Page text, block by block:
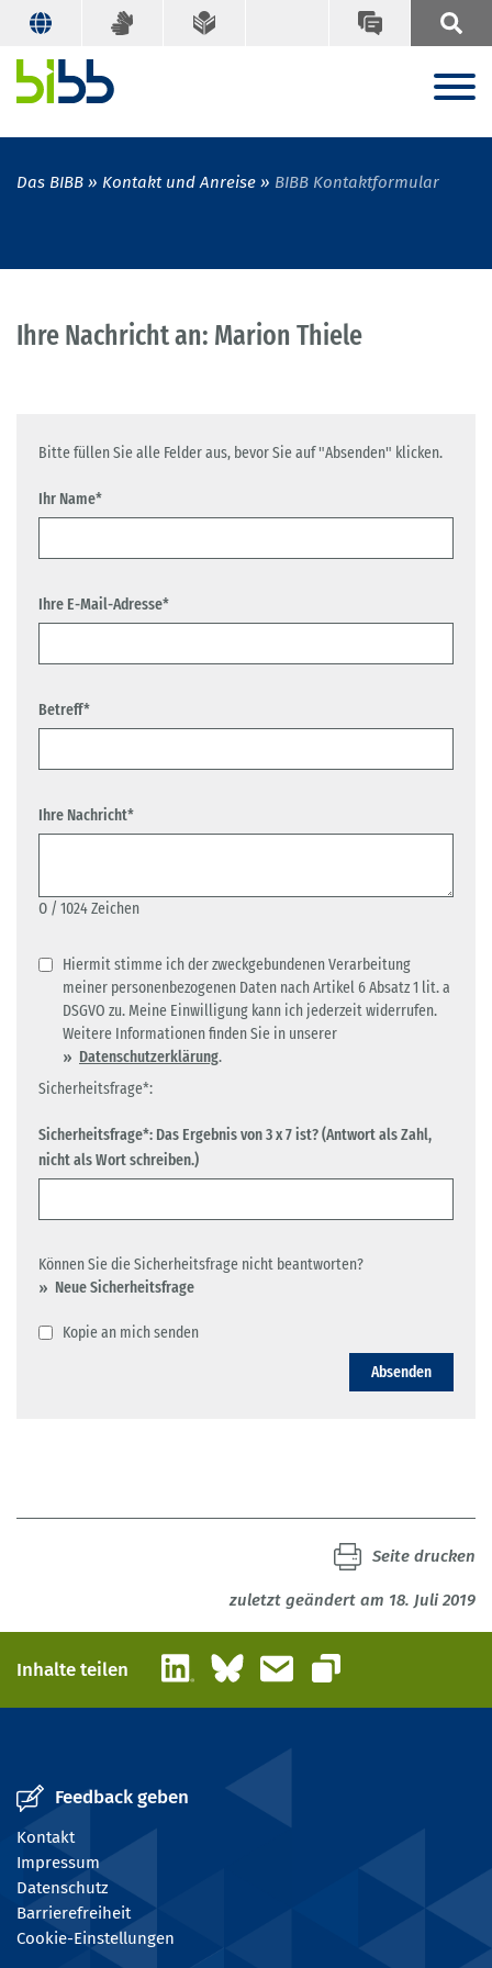
Das BIBB Kontakt und Anreise BIBB Kontaktformular
Ihre Nachricht an: Marion Thiele
Bitte füllen Sie alle Felder aus, bevor Sie auf "Absenden" klicken.
Ihr Name*
Ihre E-Mail-Adresse*
Betreff*
Ihre Nachricht*
0 / 1024 Zeichen
Hiermit stimme ich der zweckgebundenen Verarbeitung
meiner personenbezogenen Daten nach Artikel 6 Absatz 1 lit. a
DSGVO zu. Meine Einwilligung kann ich jederzeit widerrufen.
Weitere Informationen finden Sie in unserer
Datenschutzerklärung.
Sicherheitsfrage*:
Sicherheitsfrage*: Das Ergebnis von 3 x 7 ist? (Antwort als Zahl,
nicht als Wort schreiben.)
Können Sie die Sicherheitsfrage nicht beantworten?
Neue Sicherheitsfrage
Kopie an mich senden
Absenden
zuletzt geändert am 18. Juli 2019
Seite drucken
Inhalte teilen LinkedInBlueskyE-Mail
Link kopieren
Feedback geben
Kontakt
Impressum
Datenschutz
Barrierefreiheit
Cookie-Einstellungen